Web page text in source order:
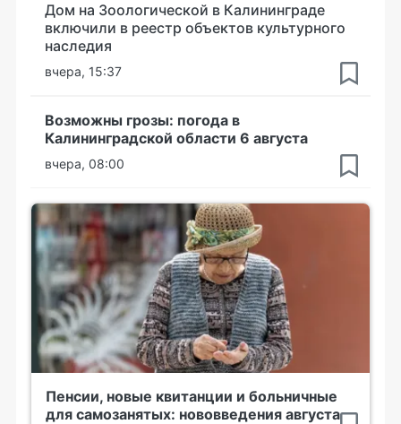
Дом на Зоологической в Калининграде
включили в реестр объектов культурного
наследия
вчера, 15:37
Возможны грозы: погода в
Калининградской области 6 августа
вчера, 08:00
Пенсии, новые квитанции и больничные
для самозанятых: нововведения августа